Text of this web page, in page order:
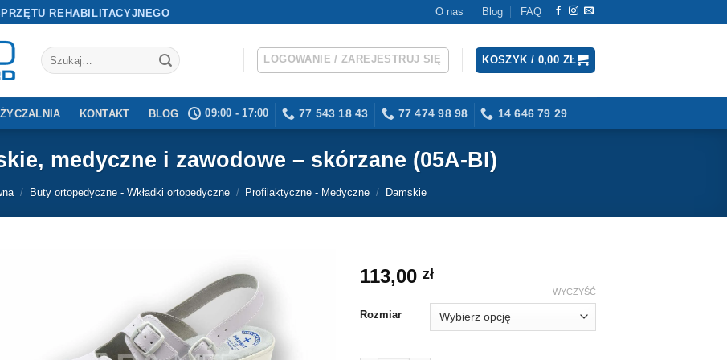
REHABILITACYJNEGO O nas Blog FAQ
Szukaj: LOGOWANIE / ZAREJESTRUJ SIĘ KOSZYK / 0,00 ZŁ
KONTAKT BLOG 09:00 - 17:00 77 543 18 43 77 474 98 98 14 646 79 29
medyczne i zawodowe – skórzane (05A-BI)
/ Buty ortopedyczne - Wkładki ortopedyczne / Profilaktyczne - Medyczne / Damskie
113,00zł
Rozmiar
WYCZYŚĆ